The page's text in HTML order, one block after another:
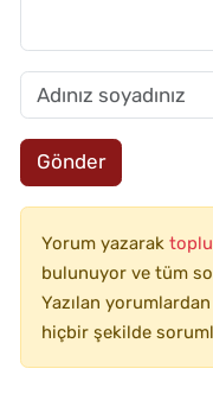
Gönder
Yorum yazarak
bulunuyor ve tüm
Yazılan
hiçbir şekilde